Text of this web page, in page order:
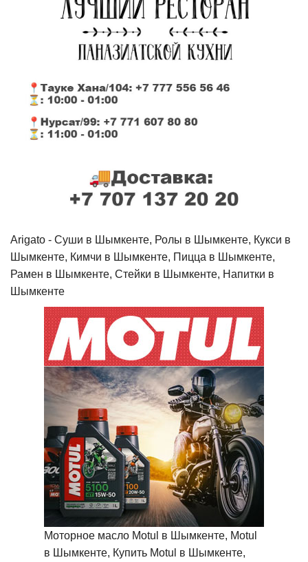
Arigato - Cуши в Шымкенте, Ролы в Шымкенте, Кукси в
Шымкенте, Кимчи в Шымкенте, Пицца в Шымкенте,
Рамен в Шымкенте, Стейки в Шымкенте, Напитки в
Шымкенте
Моторное масло Motul в Шымкенте, Motul
в Шымкенте, Купить Motul в Шымкенте,